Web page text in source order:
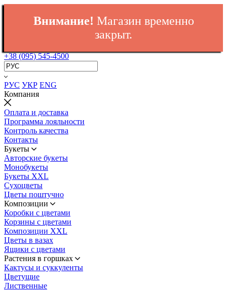
Внимание! Магазин временно
закрыт.
+38 (095) 545-4500
РУС УКР ENG
Компания
Оплата и доставка
Программа лояльности
Контроль качества
Контакты
Букеты
Авторские букеты
Монобукеты
Букеты XXL
Сухоцветы
Цветы поштучно
Композиции
Коробки с цветами
Корзины с цветами
Композиции XXL
Цветы в вазах
Ящики с цветами
Растения в горшках
Кактусы и суккуленты
Цветущие
Лиственные